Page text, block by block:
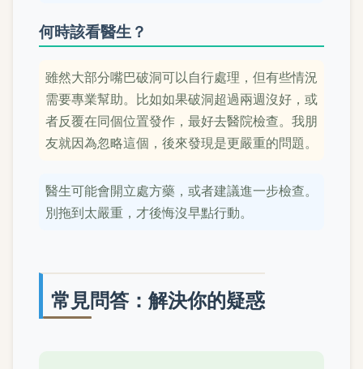
何時該看醫生？
雖然大部分嘴巴破洞可以自行處理，但有些情況
需要專業幫助。比如如果破洞超過兩週沒好，或
者反覆在同個位置發作，最好去醫院檢查。我朋
友就因為忽略這個，後來發現是更嚴重的問題。
醫生可能會開立處方藥，或者建議進一步檢查。
別拖到太嚴重，才後悔沒早點行動。
常見問答：解決你的疑惑